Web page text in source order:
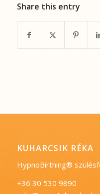
Share this entry
KUHARCSIK RÉKA
HypnoBirthing®
+36 30 530 9890